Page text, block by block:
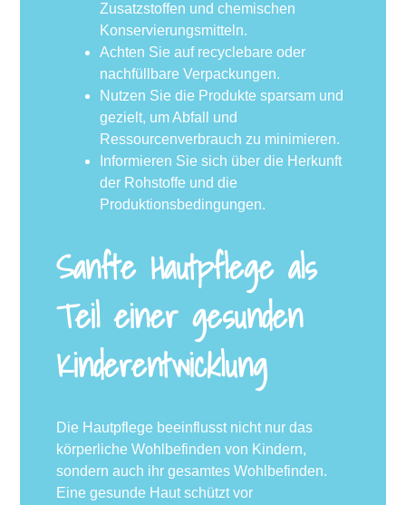
Zusatzstoffen und chemischen
Konservierungsmitteln.
Achten Sie auf recyclebare oder
nachfüllbare Verpackungen.
Nutzen Sie die Produkte sparsam und
gezielt, um Abfall und
Ressourcenverbrauch zu minimieren.
Informieren Sie sich über die Herkunft
der Rohstoffe und die
Produktionsbedingungen.
Sanfte Hautpflege als
Teil einer gesunden
Kinderentwicklung
Die Hautpflege beeinflusst nicht nur das
körperliche Wohlbefinden von Kindern,
sondern auch ihr gesamtes Wohlbefinden.
Eine gesunde Haut schützt vor